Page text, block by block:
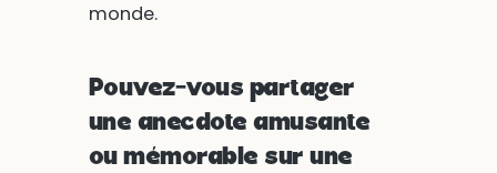
monde.
Pouvez-vous partager
une anecdote amusante
ou mémorable sur une